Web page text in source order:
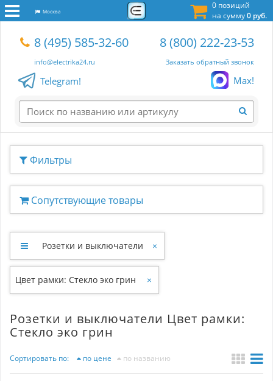
0 позиций
на сумму0 руб.
Москва
8 (495) 585-32-60
info@electrika24.ru
8 (800) 222-23-53
Заказать обратный звонок
Telegram! Max!
Фильтры
Сопутствующие товары
Розетки и выключатели ×
Цвет рамки: Стекло эко грин ×
Розетки и выключатели Цвет рамки:
Стекло эко грин
Сортировать по: по цене по названию